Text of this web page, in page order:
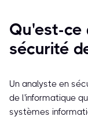
Qu'est-ce
sécurité
Un analyste en
de l'informatique
systèmes